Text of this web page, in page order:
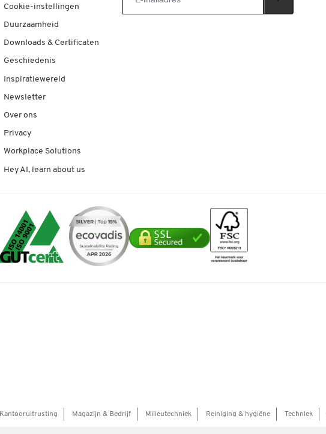
Cookie-instellingen
Duurzaamheid
Downloads & Certificaten
Geschiedenis
Inspiratiewereld
Newsletter
Over ons
Privacy
Workplace Solutions
Hey AI, learn about us
Kantooruitrusting Magazijn & Bedrijf Milieutechniek Reiniging & hygiëne Techniek